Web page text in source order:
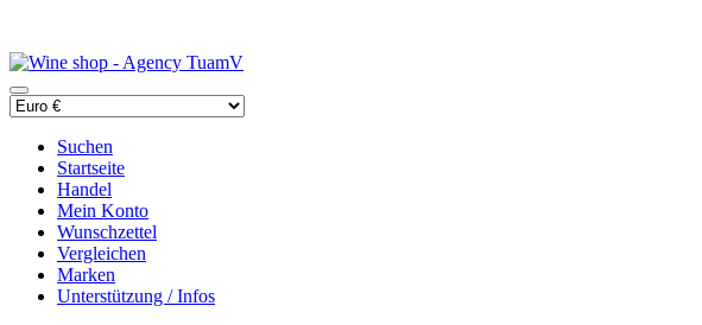
Suchen
Startseite
Handel
Mein Konto
Wunschzettel
Vergleichen
Marken
Unterstützung / Infos